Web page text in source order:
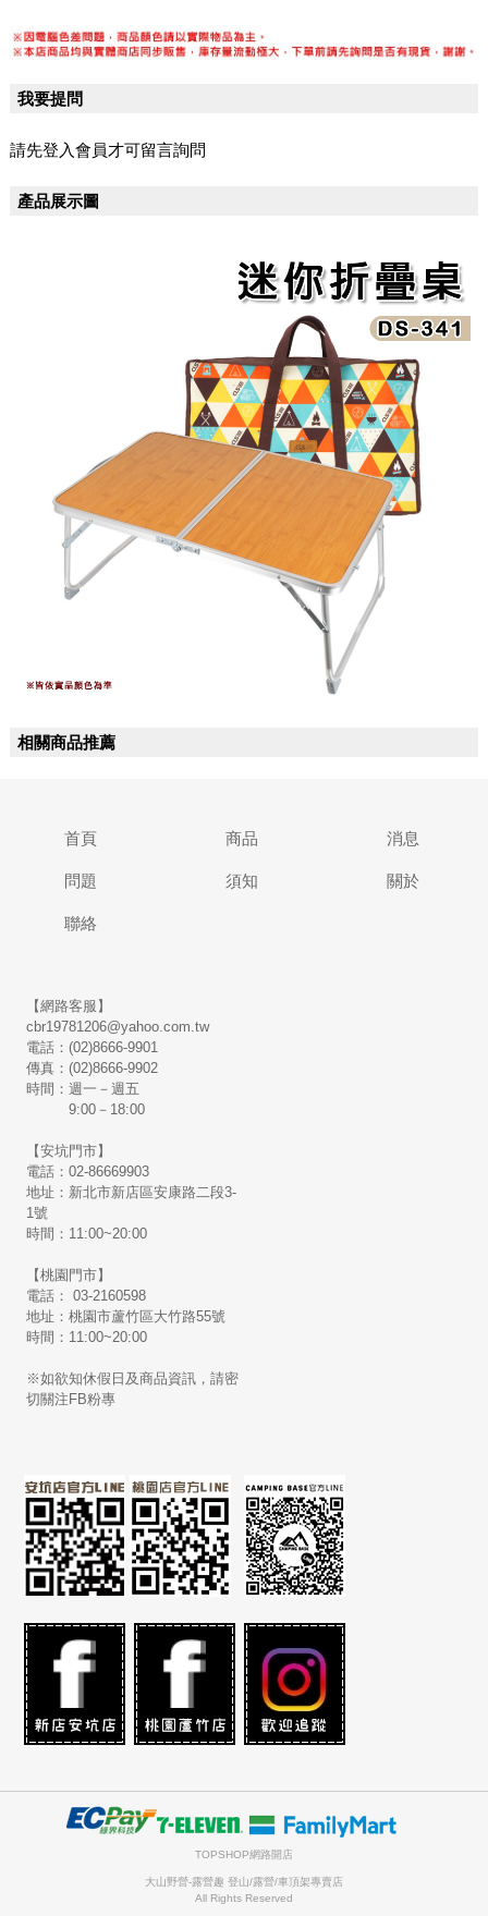
我要提問
請先登入會員才可留言詢問
產品展示圖
相關商品推薦
首頁 商品 消息
問題 須知 關於
聯絡
【網路客服】
cbr19781206@yahoo.com.tw
電話：(02)8666-9901
傳真：(02)8666-9902
時間：週一－週五
9:00－18:00
【安坑門市】
電話：02-86669903
地址：新北市新店區安康路二段3-
1號
時間：11:00~20:00
【桃園門市】
電話： 03-2160598
地址：桃園市蘆竹區大竹路55號
時間：11:00~20:00
※如欲知休假日及商品資訊，請密
切關注FB粉專
TOPSHOP網路開店
大山野營-露營趣 登山/露營/車頂架專賣店
All Rights Reserved